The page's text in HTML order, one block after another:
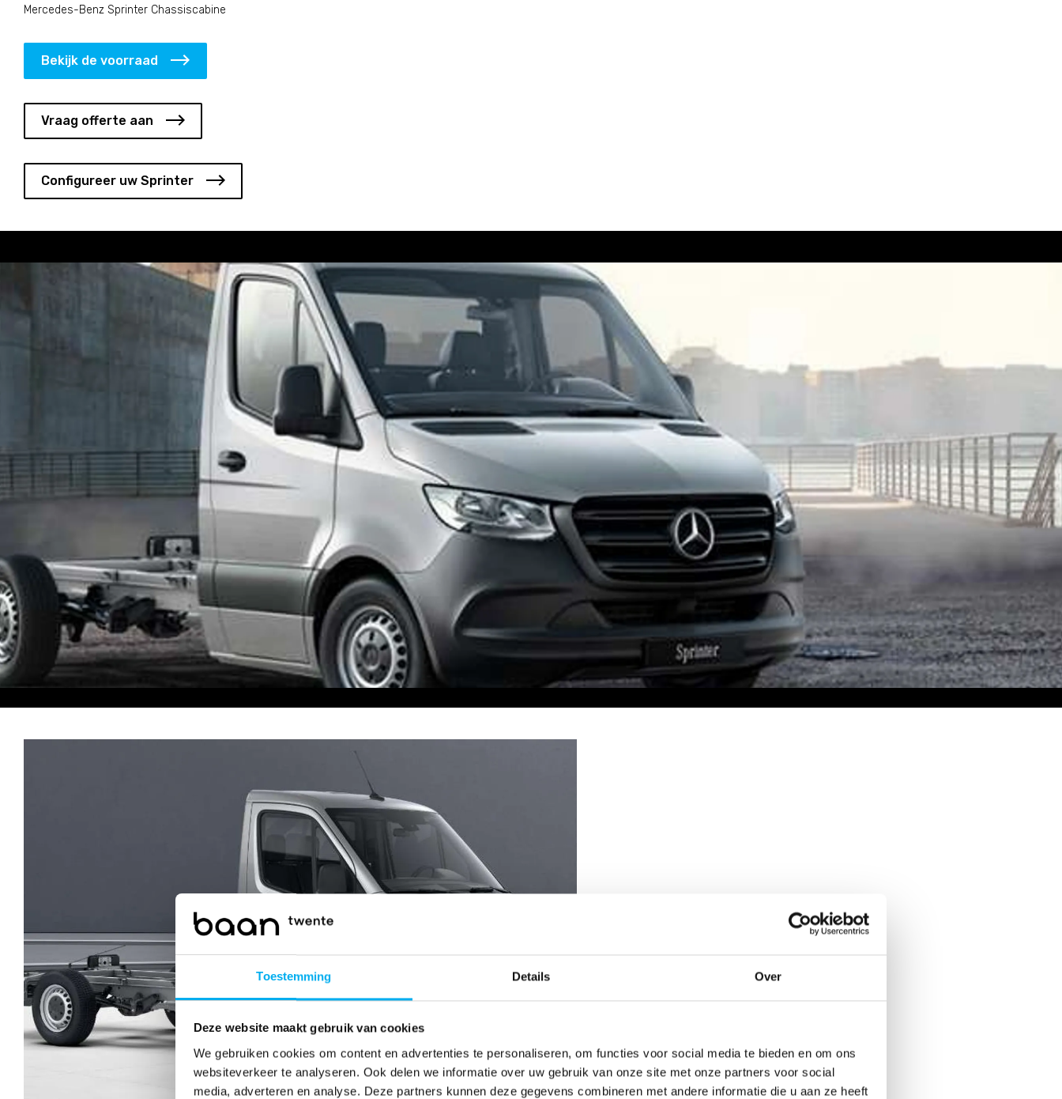
Toestemming Details Over
Deze website maakt gebruik van cookies
We gebruiken cookies om content en advertenties te personaliseren, om functies voor social media te bieden en om ons
websiteverkeer te analyseren. Ook delen we informatie over uw gebruik van onze site met onze partners voor social
media, adverteren en analyse. Deze partners kunnen deze gegevens combineren met andere informatie die u aan ze heeft
Mercedes-Benz Sprinter Chassiscabine
Bekijk de voorraad
Vraag offerte aan
Configureer uw Sprinter